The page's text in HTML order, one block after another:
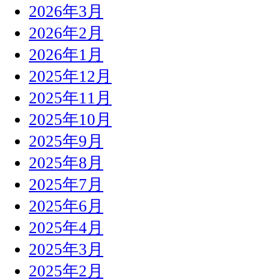
2026年3月
2026年2月
2026年1月
2025年12月
2025年11月
2025年10月
2025年9月
2025年8月
2025年7月
2025年6月
2025年4月
2025年3月
2025年2月